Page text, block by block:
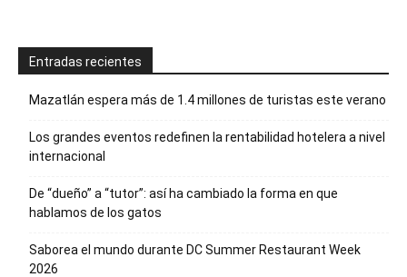
Entradas recientes
Mazatlán espera más de 1.4 millones de turistas este verano
Los grandes eventos redefinen la rentabilidad hotelera a nivel
internacional
De “dueño” a “tutor”: así ha cambiado la forma en que
hablamos de los gatos
Saborea el mundo durante DC Summer Restaurant Week
2026